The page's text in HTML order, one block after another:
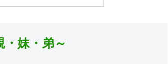
妹・弟～